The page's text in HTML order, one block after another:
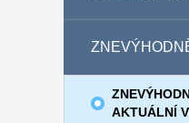
AKTUÁLNÍ